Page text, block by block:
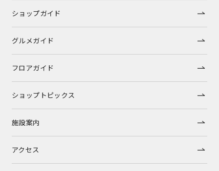
ショップガイド
グルメガイド
フロアガイド
ショップトピックス
施設案内
アクセス